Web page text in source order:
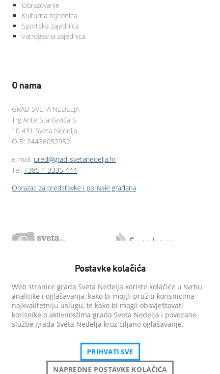
Obrazovanje
Kulturna zajednica
Sportska zajednica
Vatrogasna zajednica
O nama
GRAD SVETA NEDELJA
Trg Ante Starčevića 5
10 431 Sveta Nedelja
OIB: 24436052952
e-mail: ured@grad-svetanedelja.hr
Tel: +385 1 3335 444
Obrazac za predstavke i pohvale građana
Postavke kolačića
Web stranice grada Sveta Nedelja koriste kolačiće u svrhu
analitike i oglašavanja, kako bi mogli pružiti korisnicima
najkvalitetniju uslugu, te kako bi mogli obavještavati
korisnike o aktivnostima grada Sveta Nedelja i povezane
službe grada Sveta Nedelja kroz ciljano oglašavanje.
PRIHVATI SVE
NAPREDNE POSTAVKE KOLAČIĆA